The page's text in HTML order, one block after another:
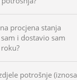
procjena stanja
i dostavio sam
potrošnje (iznosa